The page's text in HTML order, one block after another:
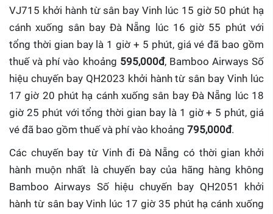
VJ715 khởi hành từ sân bay Vinh lúc 15 giờ 50 phút hạ
cánh xuống sân bay Đà Nẵng lúc 16 giờ 55 phút với
tổng thời gian bay là 1 giờ + 5 phút, giá vé đã bao gồm
thuế và phí vào khoảng 595,000đ, Bamboo Airways Số
hiệu chuyến bay QH2023 khởi hành từ sân bay Vinh lúc
17 giờ 20 phút hạ cánh xuống sân bay Đà Nẵng lúc 18
giờ 25 phút với tổng thời gian bay là 1 giờ + 5 phút, giá
vé đã bao gồm thuế và phí vào khoảng 795,000đ.
Các chuyến bay từ Vinh đi Đà Nẵng có thời gian khởi
hành muộn nhất là chuyến bay của hãng hàng không
Bamboo Airways Số hiệu chuyến bay QH2051 khởi
hành từ sân bay Vinh lúc 17 giờ 35 phút hạ cánh xuống